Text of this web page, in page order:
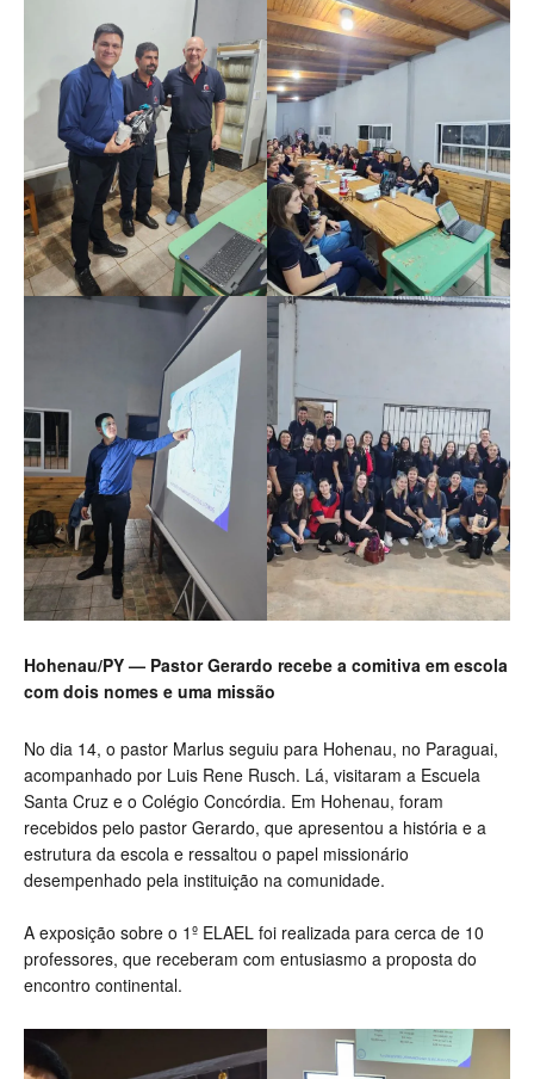
Hohenau/PY — Pastor Gerardo recebe a comitiva em escola
com dois nomes e uma missão
No dia 14, o pastor Marlus seguiu para Hohenau, no Paraguai,
acompanhado por Luis Rene Rusch. Lá, visitaram a Escuela
Santa Cruz e o Colégio Concórdia. Em Hohenau, foram
recebidos pelo pastor Gerardo, que apresentou a história e a
estrutura da escola e ressaltou o papel missionário
desempenhado pela instituição na comunidade.
A exposição sobre o 1º ELAEL foi realizada para cerca de 10
professores, que receberam com entusiasmo a proposta do
encontro continental.